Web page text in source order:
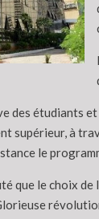
des étudiants
supérieur, à
le
que le choix